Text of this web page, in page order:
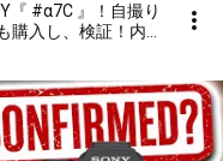
『 #α7C 』！自撮り
入し、検証！内蔵
ュー！【マイクロフ